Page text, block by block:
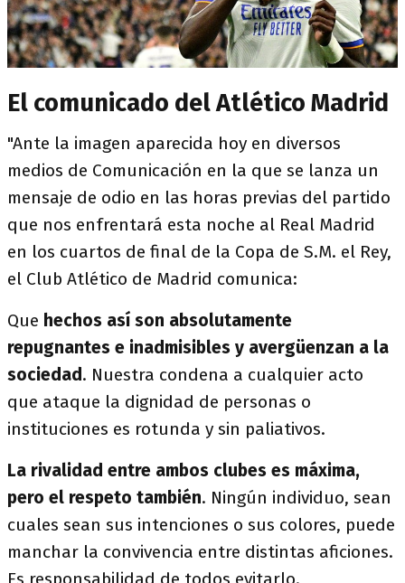
El comunicado del Atlético Madrid
"Ante la imagen aparecida hoy en diversos
medios de Comunicación en la que se lanza un
mensaje de odio en las horas previas del partido
que nos enfrentará esta noche al Real Madrid
en los cuartos de final de la Copa de S.M. el Rey,
el Club Atlético de Madrid comunica:
Que hechos así son absolutamente
repugnantes e inadmisibles y avergüenzan a la
sociedad. Nuestra condena a cualquier acto
que ataque la dignidad de personas o
instituciones es rotunda y sin paliativos.
La rivalidad entre ambos clubes es máxima,
pero el respeto también. Ningún individuo, sean
cuales sean sus intenciones o sus colores, puede
manchar la convivencia entre distintas aficiones.
Es responsabilidad de todos evitarlo.